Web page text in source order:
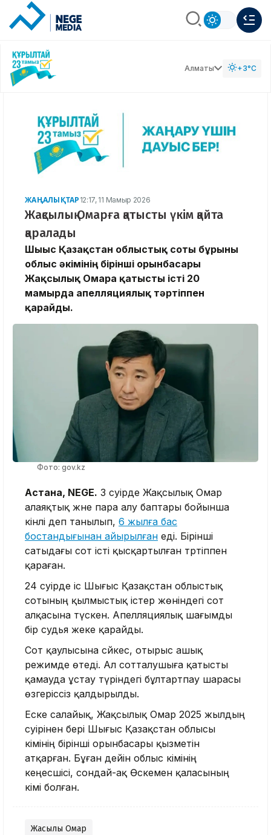
Алматы +3°C
ЖАҢАЛЫҚТАР 12:17, 11 Мамыр 2026
Жақсылық Омарға қатысты үкім қайта
қаралады
Шығыс Қазақстан облыстық соты бұрынғы
облыс әкімінің бірінші орынбасары
Жақсылық Омарға қатысты істі 20
мамырда апелляциялық тәртіппен
қарайды.
Фото: gov.kz
Астана, NEGE. 3 сәуірде Жақсылық Омар
алаяқтық және пара алу баптары бойынша
кінәлі деп танылып, 6 жылға бас
бостандығынан айырылған еді. Бірінші
сатыдағы сот істі қысқартылған тәртіппен
қараған.
24 сәуірде іс Шығыс Қазақстан облыстық
сотының қылмыстық істер жөніндегі сот
алқасына түскен. Апелляциялық шағымды
бір судья жеке қарайды.
Сот қаулысына сәйкес, отырыс ашық
режимде өтеді. Ал сотталушыға қатысты
қамауда ұстау түріндегі бұлтартпау шарасы
өзгеріссіз қалдырылды.
Еске салайық, Жақсылық Омар 2025 жылдың
сәуірінен бері Шығыс Қазақстан облысы
әкімінің бірінші орынбасары қызметін
атқарған. Бұған дейін облыс әкімінің
кеңесшісі, сондай-ақ Өскемен қаласының
әкімі болған.
Жақсылық Омар